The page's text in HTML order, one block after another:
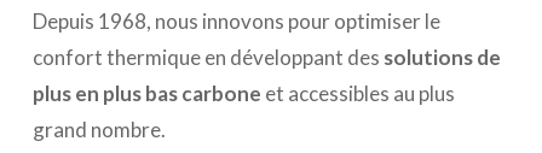
Depuis 1968, nous innovons pour optimiser le
confort thermique en développant des solutions de
plus en plus bas carbone et accessibles au plus
grand nombre.